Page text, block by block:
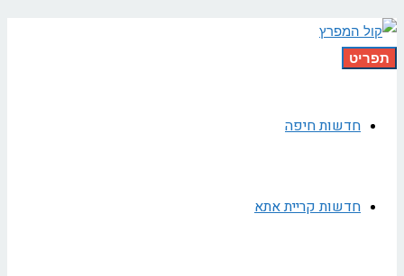
תפריט
חדשות חיפה
חדשות קריית אתא